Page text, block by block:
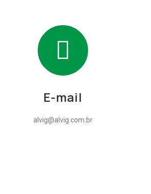
E-mail
alvig@alvig.com.br